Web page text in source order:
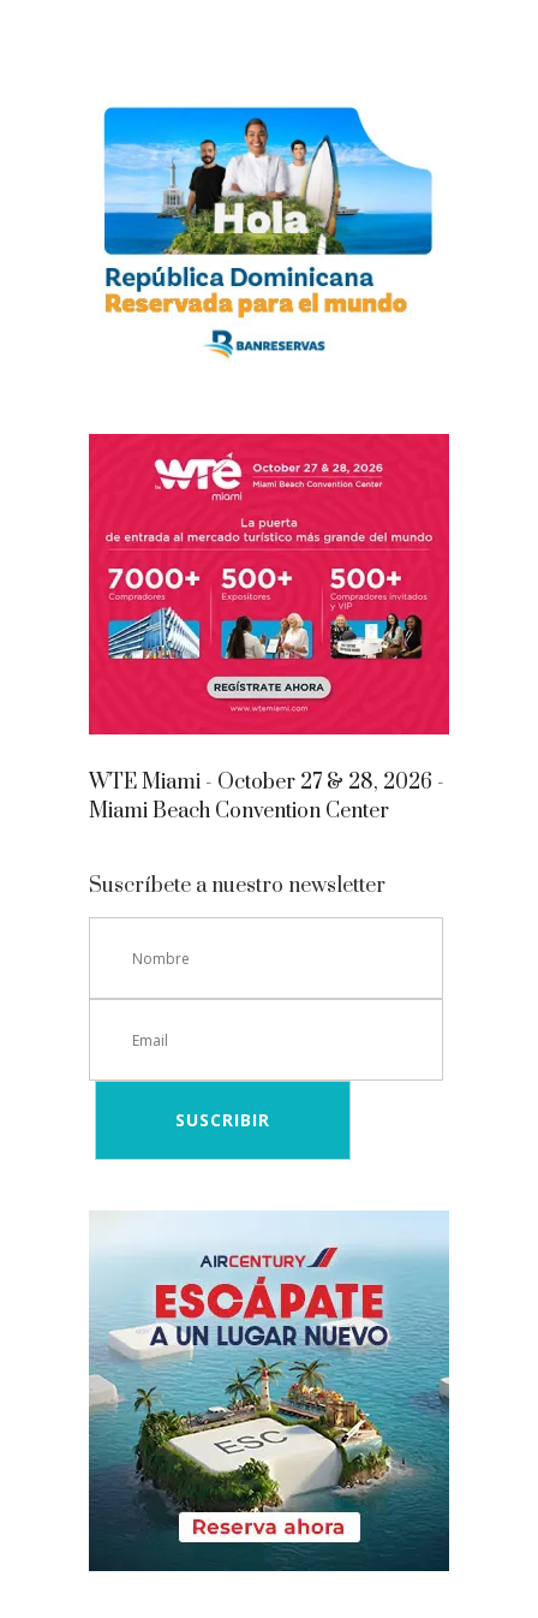
WTE Miami - October 27 & 28, 2026 -
Miami Beach Convention Center
Suscríbete a nuestro newsletter